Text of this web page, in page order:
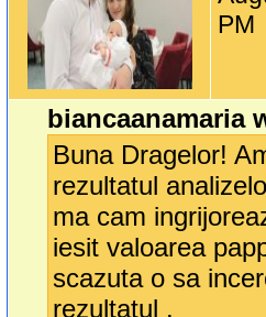
PM
biancaanamaria
Buna Dragelor!
rezultatul
ma cam
iesit valoarea
scazuta o sa
rezultatul .